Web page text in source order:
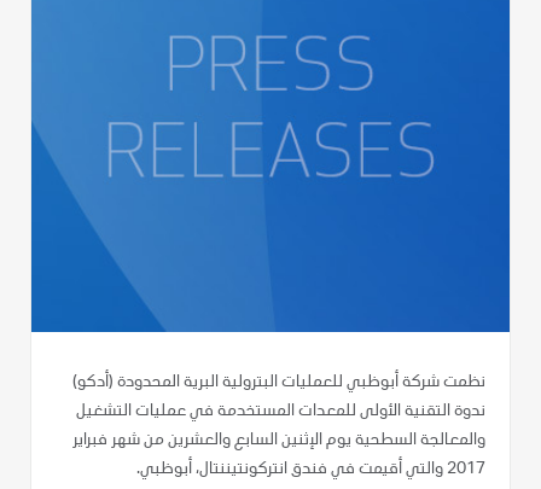
نظمت شركة أبوظبي للعمليات البترولية البرية المحدودة (أدكو)
ندوة التقنية الأولى للمعدات المستخدمة في عمليات التشغيل
والمعالجة السطحية يوم الإثنين السابع والعشرين من شهر فبراير
2017 والتي أقيمت في فندق انتركونتيننتال، أبوظبي.